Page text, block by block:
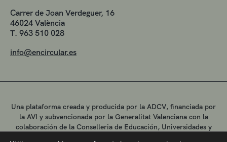
Carrer de Joan Verdeguer, 16
46024 València
T. 963 510 028
info@encircular.es
Una plataforma creada y producida por la ADCV, financiada por
la AVI y subvencionada por la Generalitat Valenciana con la
colaboración de la Conselleria de Educación, Universidades y